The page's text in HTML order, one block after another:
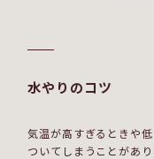
水やりのコツ
気温が高すぎるときや
ついてしまうことがあ